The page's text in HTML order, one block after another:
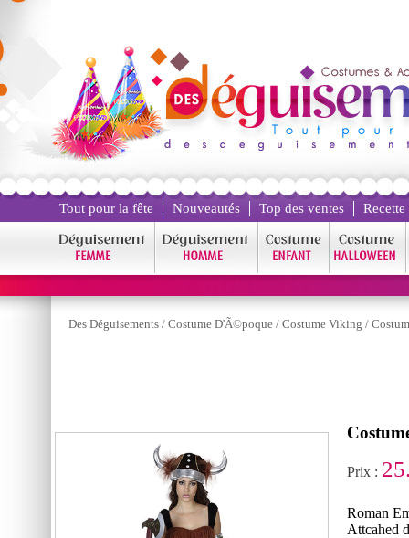
Tout pour la fête Nouveautés Top des ventes
Des Déguisements / Costume D'Ã©poque / Costume Viking /
Prix :
Roman
Attcahed